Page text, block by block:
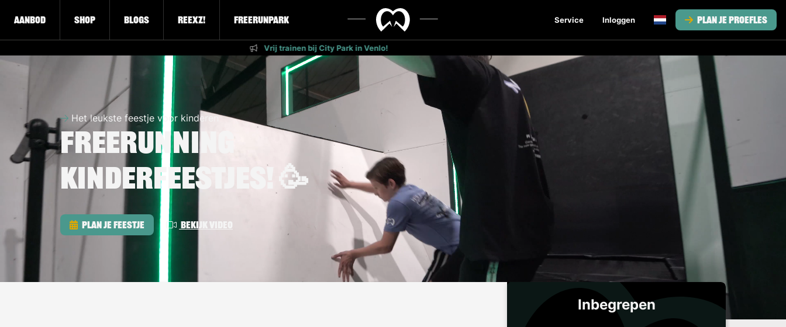
Aanbod Shop Blogs Reexz! FreerunPark Service Inloggen Plan je proefles
Vrij trainen bij Forest Park in Uden!
Het leukste feestje voor kinderen
Freerunning
Kinderfeestjes! 🥳
Plan je feestje Bekijk video
Inbegrepen